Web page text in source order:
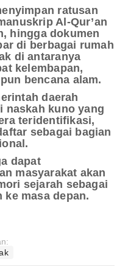
ratusan
Al-Qur’an
hingga dokumen
di berbagai rumah
di antaranya
kelembapan,
bencana alam.
daerah
naskah kuno yang
teridentifikasi,
sebagai bagian
dapat
masyarakat akan
sejarah sebagai
masa depan.